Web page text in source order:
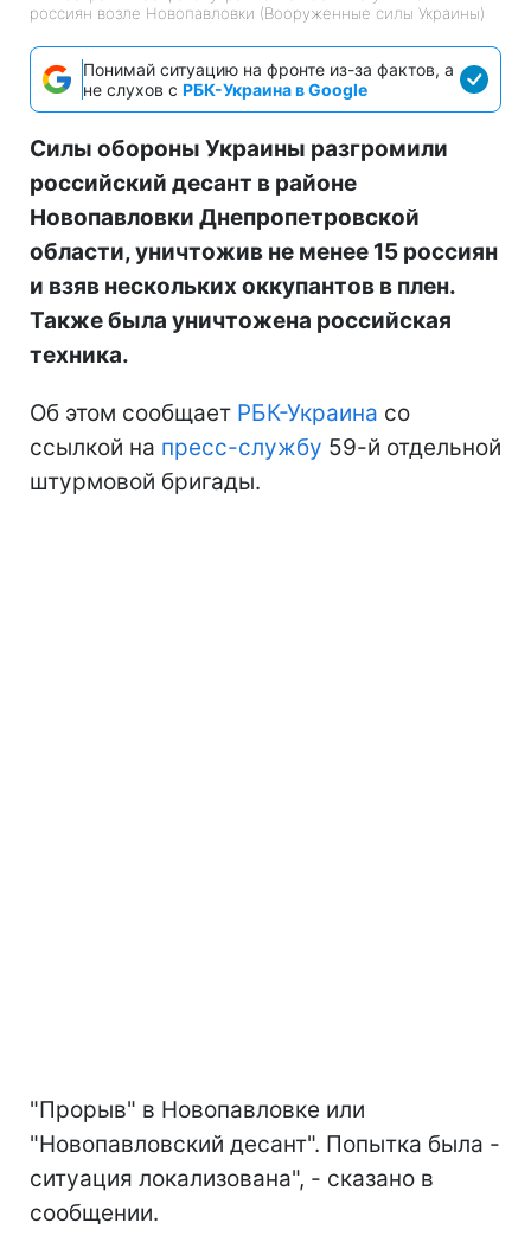
россиян возле Новопавловки (Вооруженные силы Украины)
Понимай ситуацию на фронте из-за фактов, а
не слухов с РБК-Украина в Google
Силы обороны Украины разгромили
российский десант в районе
Новопавловки Днепропетровской
области, уничтожив не менее 15 россиян
и взяв нескольких оккупантов в плен.
Также была уничтожена российская
техника.
Об этом сообщает РБК-Украина со
ссылкой на пресс-службу 59-й отдельной
штурмовой бригады.
"Прорыв" в Новопавловке или
"Новопавловский десант". Попытка была -
ситуация локализована", - сказано в
сообщении.